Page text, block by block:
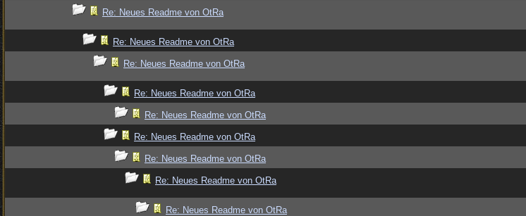
Re: Neues Readme von OtRa
Re: Neues Readme von OtRa
Re: Neues Readme von OtRa
Re: Neues Readme von OtRa
Re: Neues Readme von OtRa
Re: Neues Readme von OtRa
Re: Neues Readme von OtRa
Re: Neues Readme von OtRa
Re: Neues Readme von OtRa